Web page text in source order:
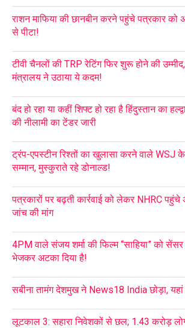
राशन माफिया की छानबीन करने पहुंचे पत्रकार को
से पीटा!
टीवी चैनलों की TRP रेटिंग फिर शुरू होने की
मंत्रालय ने उठाया ये कदम!
बंद हो रहा या कहीं शिफ्ट हो रहा है हिंदुस्तान का
की नीलामी का टेंडर जारी
ट्रंप-एपस्टीन रिश्तों का खुलासा करने वाले WSJ के
सम्मान, मुस्कुराते रहे डोनाल्ड!
पत्रकारों पर बढ़ती कार्रवाई को लेकर NHRC
जांच की मांग
4PM वाले संजय शर्मा की फिल्म “साहिया” को सेंसर
भेजकर अटका दिया है!
सबीना तामंग देशमुख ने News18 India छोड़ा,
लूटकाल 3: सहारा निवेशकों से छल; 1.43 करोड़